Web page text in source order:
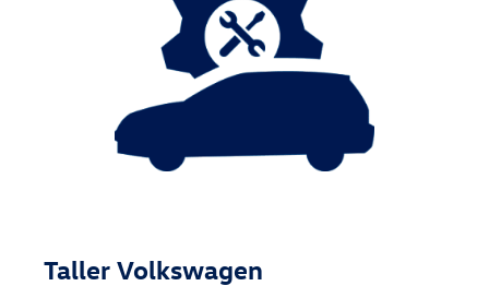
Taller Volkswagen